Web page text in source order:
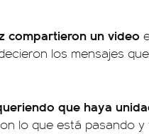
compartieron un video
los mensajes
que haya
lo que está pasando